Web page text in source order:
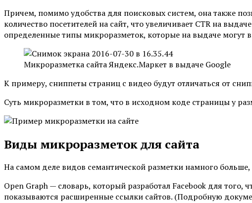
Причем, помимо удобства для поисковых систем, она также
количество посетителей на сайт, что увеличивает CTR на
определенные типы микроразметок, которые на выдаче могут
Микроразметка сайта Яндекс.Маркет в выдаче Google
К примеру, сниппеты страниц с видео будут отличаться от
Суть микроразметки в том, что в исходном коде страницы у
Виды микроразметок для сайта
На самом деле видов семантической разметки намного
Open Graph — словарь, который разработал Facebook для
показываются расширенные ссылки сайтов. (Подробную